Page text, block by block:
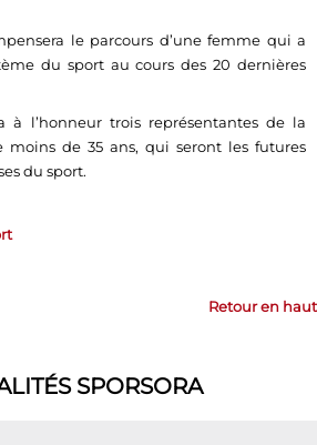
le parcours d’une femme qui a
du sport au cours des 20 dernières
à l’honneur trois représentantes de la
moins de 35 ans, qui seront les futures
du sport.
Retour en haut
SPORSORA